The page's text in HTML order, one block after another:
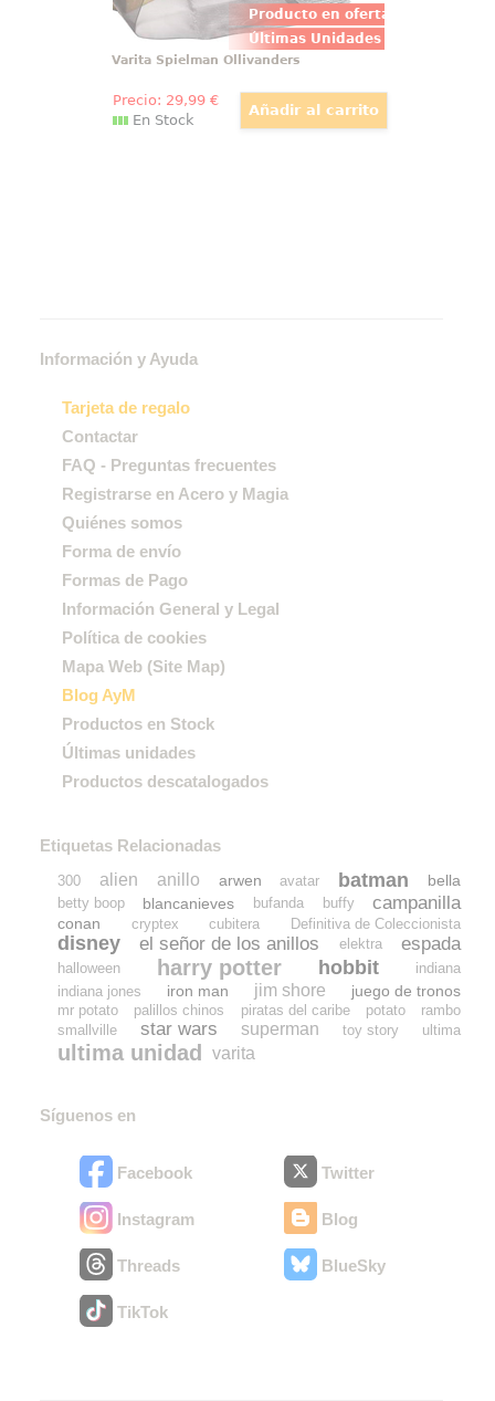
Producto en oferta
Últimas Unidades
Varita Spielman Ollivanders
Precio: 29,99€
En Stock
Información y Ayuda
Tarjeta de regalo
Contactar
FAQ - Preguntas frecuentes
Registrarse en Acero y Magia
Quiénes somos
Forma de envío
Formas de Pago
Información General y Legal
Política de cookies
Mapa Web (Site Map)
Blog AyM
Productos en Stock
Últimas unidades
Productos descatalogados
Etiquetas Relacionadas
300 alien anillo arwen avatar batman bella
betty boop blancanieves bufanda buffy campanilla
conan cryptex cubitera Definitiva de Coleccionista
disney el señor de los anillos elektra espada
halloween harry potter hobbit
indiana
indiana jones
iron man jim shore juego de tronos
mr potato palillos chinos piratas del caribe potato
rambo
smallville
star wars superman toy story ultima
ultima unidad varita
Síguenos en
Facebook Twitter
Instagram Blog
Threads BlueSky
TikTok